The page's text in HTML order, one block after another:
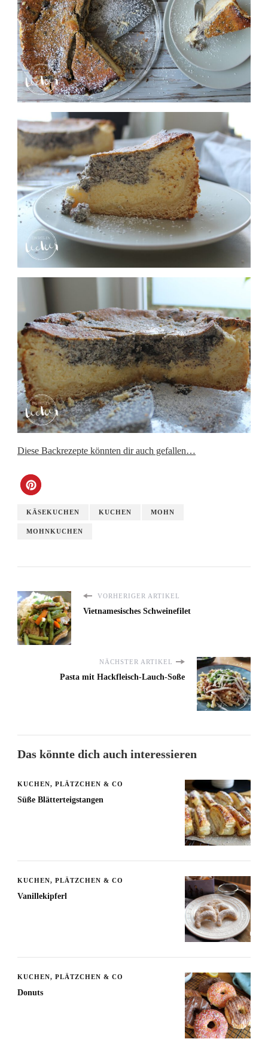
Diese Backrezepte könnten dir auch gefallen…
KÄSEKUCHEN KUCHEN MOHN
MOHNKUCHEN
VORHERIGER ARTIKEL
Vietnamesisches Schweinefilet
NÄCHSTER ARTIKEL
Pasta mit Hackfleisch-Lauch-Soße
Das könnte dich auch interessieren
KUCHEN, PLÄTZCHEN & CO
Süße Blätterteigstangen
KUCHEN, PLÄTZCHEN & CO
Vanillekipferl
KUCHEN, PLÄTZCHEN & CO
Donuts